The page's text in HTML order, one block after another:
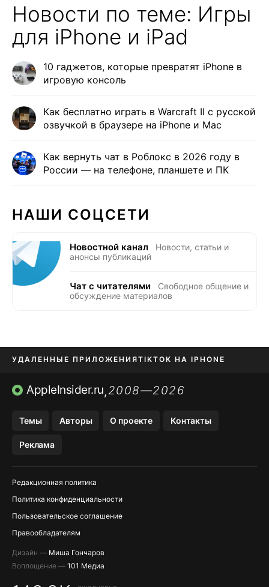
Новости по теме: Игры
для iPhone и iPad
10 гаджетов, которые превратят iPhone в
игровую консоль
Как бесплатно играть в Warcraft II с русской
озвучкой в браузере на iPhone и Mac
Как вернуть чат в Роблокс в 2026 году в
России — на телефоне, планшете и ПК
НАШИ СОЦСЕТИ
Новостной канал
Новости, статьи и
анонсы публикаций
Чат с читателями
Свободное общение и
обсуждение материалов
УДАЛЕННЫЕ ПРИЛОЖЕНИЯTIKTOK НА IPHONE
ПРИЛОЖЕНИЯ БЕЗ APP STORE
AppleInsider.ru,2008—2026
Темы Авторы О проекте Контакты
Реклама
Редакционная политика
Политика конфиденциальности
Пользовательское соглашение
Правообладателям
Дизайн — Миша Гончаров
Воплощение — 101 Медиа